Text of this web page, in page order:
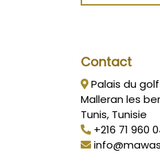
Contact
Palais du golf
Malleran les
Tunis, Tunisie
+216 71 960